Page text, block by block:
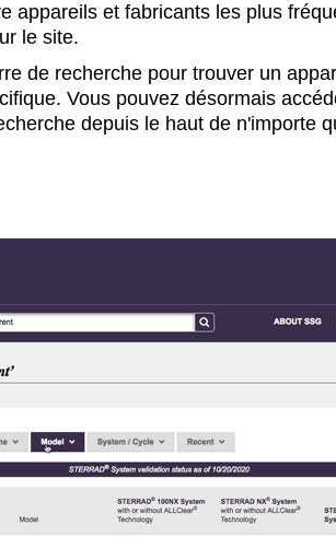
appareils et fabricants les plus
le site.
de recherche pour trouver un
Vous pouvez désormais
depuis le haut de n'importe